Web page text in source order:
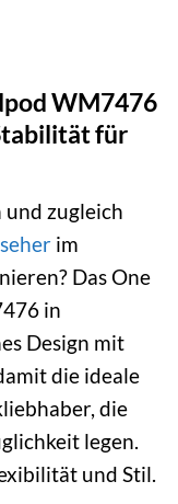
WM7476
für
und zugleich
im
Das One
in
Design mit
die ideale
die
legen.
und Stil.